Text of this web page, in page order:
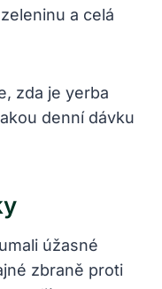
a celá
zda je yerba
denní dávku
úžasné
zbraně proti